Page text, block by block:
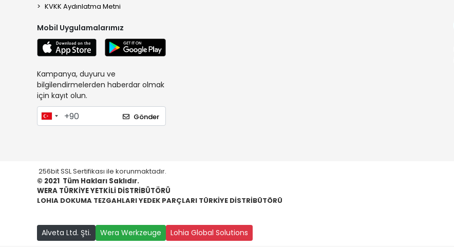
KVKK Aydınlatma Metni
Mobil Uygulamalarımız
Kampanya, duyuru ve
bilgilendirmelerden haberdar olmak
için kayıt olun.
Gönder
256bit SSL Sertifikası ile korunmaktadır.
© 2021 Tüm Hakları Saklıdır.
WERA TÜRKİYE YETKİLİ DİSTRİBÜTÖRÜ
LOHIA DOKUMA TEZGAHLARI YEDEK PARÇLARI TÜRKİYE DİSTRİBÜTÖRÜ
Alveta Ltd. Şti. Wera Werkzeuge Lohia Global Solutions